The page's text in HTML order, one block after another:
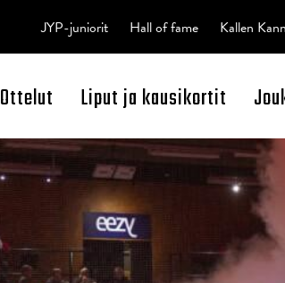
Open Search
Ottelut Liput ja kausikortit
JYP-juniorit Hall of fame Kallen